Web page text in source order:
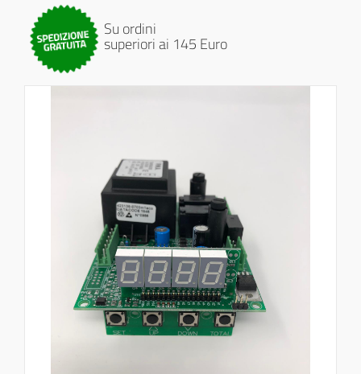
Su ordini
superiori ai 145 Euro